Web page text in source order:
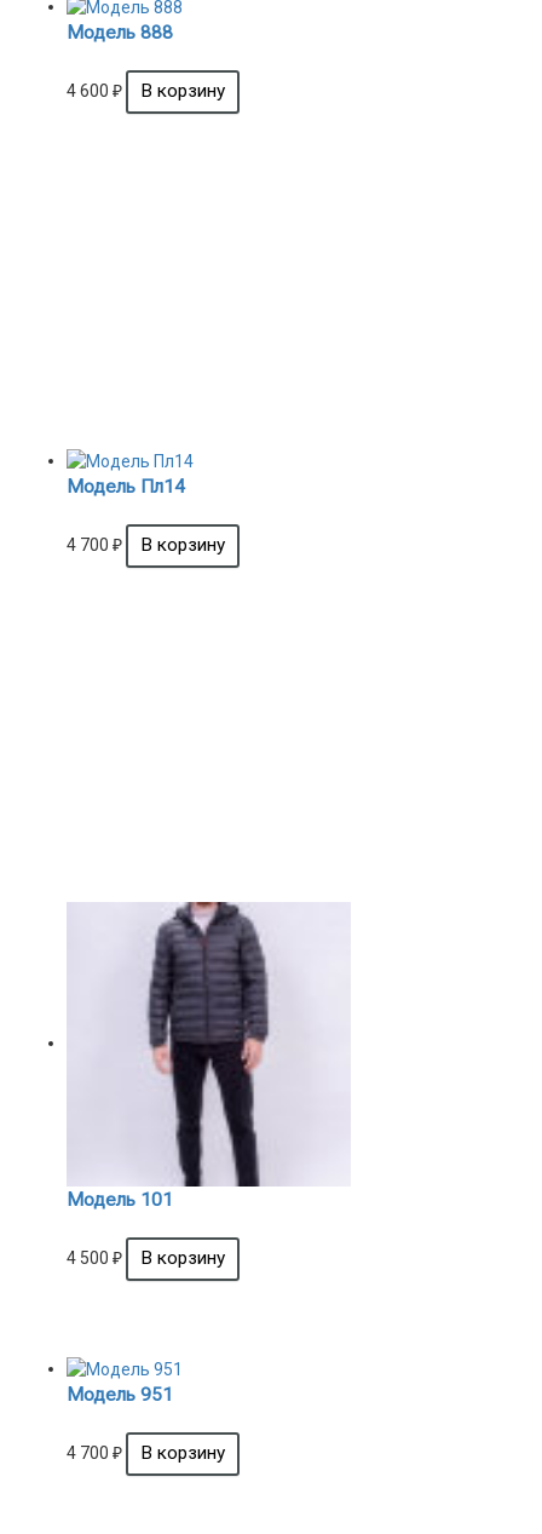
Модель 888
4 600 ₽
Модель Пл14
4 700 ₽
Модель 101
4 500 ₽
Модель 951
4 700 ₽